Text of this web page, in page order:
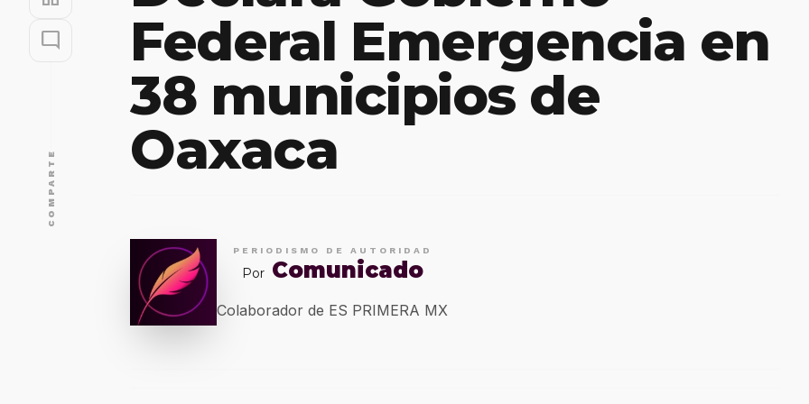
mode_comment
COMPARTE
Federal Emergencia en
38 municipios de
Oaxaca
PERIODISMO DE AUTORIDAD
Por Comunicado
Colaborador de ES PRIMERA MX